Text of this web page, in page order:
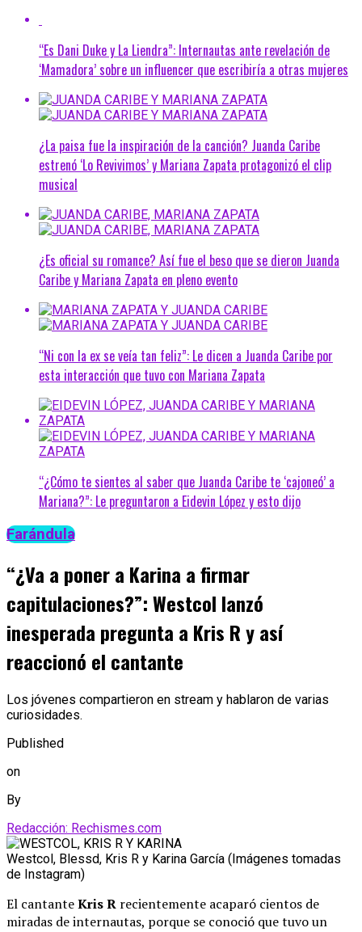
“Es Dani Duke y La Liendra”: Internautas ante revelación de
‘Mamadora’ sobre un influencer que escribiría a otras mujeres
¿La paisa fue la inspiración de la canción? Juanda Caribe
estrenó ‘Lo Revivimos’ y Mariana Zapata protagonizó el clip
musical
¿Es oficial su romance? Así fue el beso que se dieron Juanda
Caribe y Mariana Zapata en pleno evento
“Ni con la ex se veía tan feliz”: Le dicen a Juanda Caribe por
esta interacción que tuvo con Mariana Zapata
“¿Cómo te sientes al saber que Juanda Caribe te ‘cajoneó’ a
Mariana?”: Le preguntaron a Eidevin López y esto dijo
Farándula
“¿Va a poner a Karina a firmar
capitulaciones?”: Westcol lanzó
inesperada pregunta a Kris R y así
reaccionó el cantante
Los jóvenes compartieron en stream y hablaron de varias
curiosidades.
Published
on
By
Redacción: Rechismes.com
Westcol, Blessd, Kris R y Karina García (Imágenes tomadas
de Instagram)
El cantanteKris R recientemente acaparó cientos de
miradas de internautas, porque se conoció que tuvo un